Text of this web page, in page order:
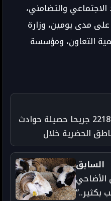
الاجتماعي والتضامني،
مدى يومين، وزارة
التعاون، ومؤسسة
17 قتيلا و 2218 جريحا حصيلة حوادث
الحضرية خلال
السابق
بكثير..”